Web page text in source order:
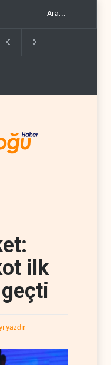
korkusu Ukrayna'ya Patriot i..
ilk
yazdır